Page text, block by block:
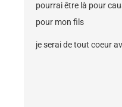
pourrai être là pour
pour mon fils
je serai de tout coeur